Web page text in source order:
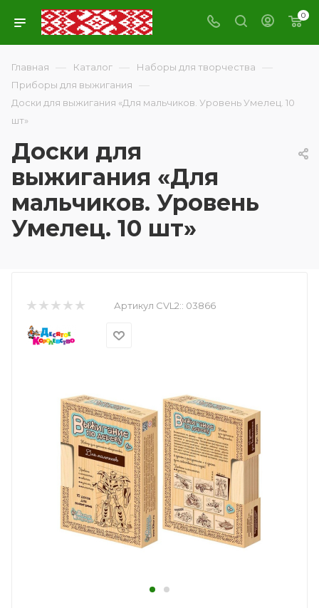
0
Главная — Каталог — Наборы для творчества —
Приборы для выжигания —
Доски для выжигания «Для мальчиков. Уровень Умелец. 10
шт»
Доски для
выжигания «Для
мальчиков. Уровень
Умелец. 10 шт»
Артикул CVL2:: 03866